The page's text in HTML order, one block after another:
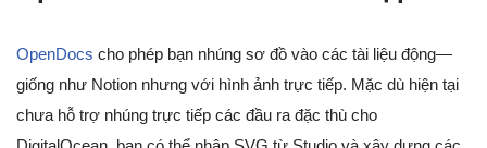
OpenDocs cho phép bạn nhúng sơ đồ vào các tài liệu động—
giống như Notion nhưng với hình ảnh trực tiếp. Mặc dù hiện tại
chưa hỗ trợ nhúng trực tiếp các đầu ra đặc thù cho